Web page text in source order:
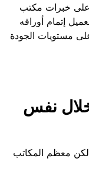
على خبرات مكتب
إتمام أوراقه
مستويات الجودة
نفس
لكن معظم المكاتب